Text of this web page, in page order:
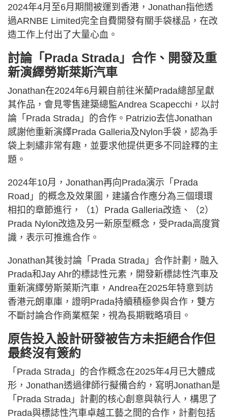
2024年4月至6月期間被運到香港，Jonathan指他透
過ARNBE Limited完全自費開發有關手袋樣品，在改
造工作上付出了大量心血。
討論「Prada Strada」合作、開發及重
新演繹勞斯萊斯汽車
Jonathan在2024年6月親自前往米蘭Prada總部呈獻
其作品，會見零售建築總監Andrea Scapecchi，以討
論「Prada Strada」的合作。Patrizio去信Jonathan
感謝他重新演繹Prada Galleria及Nylon手袋，認為手
袋上刺繡非常有趣，並要求他提供更多不同詮釋的主
題。
2024年10月，Jonathan再向Prada演示「Prada
Road」的概念及效果圖，建議合作應分為三個環環
相扣的章節進行，（1）Prada Galleria改造、（2）
Prada Nylon改造及另一新原型概念，受Prada高度賞
識，表示可推進合作。
Jonathan其後討論「Prada Strada」合作計劃，融入
Prada和Jay Ahr的標誌性元素，開發新標誌性汽車及
重新演繹勞斯萊斯汽車，Andrea在2025年特意到訪
香港元朗車庫，證明Prada持續積極參與合作，雙方
不斷討論合作商業框架，視為長期戰略項目。
原告投入設計研發被告方未拒絕合作但
最終沒有簽約
「Prada Strada」的合作概念在2025年4月已大體成
形，Jonathan透過律師行擬備合約，寫明Jonathan是
「Prada Strada」計劃的核心創意與執行人，構思了
Prada與標誌性汽車卓越工藝之間的合作，計劃包括